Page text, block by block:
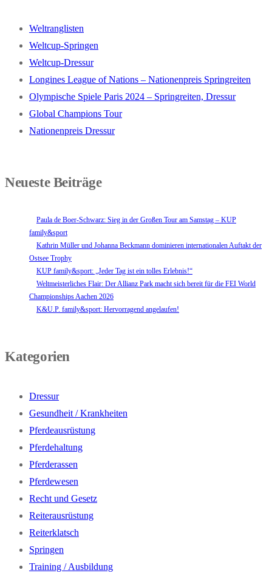
Weltranglisten
Weltcup-Springen
Weltcup-Dressur
Longines League of Nations – Nationenpreis Springreiten
Olympische Spiele Paris 2024 – Springreiten, Dressur
Global Champions Tour
Nationenpreis Dressur
Neueste Beiträge
Paula de Boer-Schwarz: Sieg in der Großen Tour am Samstag – KUP
family&sport
Kathrin Müller und Johanna Beckmann dominieren internationalen Auftakt der
Ostsee Trophy
KUP family&sport: „Jeder Tag ist ein tolles Erlebnis!“
Weltmeisterliches Flair: Der Allianz Park macht sich bereit für die FEI World
Championships Aachen 2026
K&U.P. family&sport: Hervorragend angelaufen!
Kategorien
Dressur
Gesundheit / Krankheiten
Pferdeausrüstung
Pferdehaltung
Pferderassen
Pferdewesen
Recht und Gesetz
Reiterausrüstung
Reiterklatsch
Springen
Training / Ausbildung